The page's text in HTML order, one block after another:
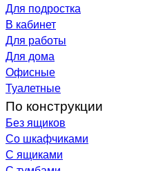
Для подростка
В кабинет
Для работы
Для дома
Офисные
Туалетные
По конструкции
Без ящиков
Со шкафчиками
С ящиками